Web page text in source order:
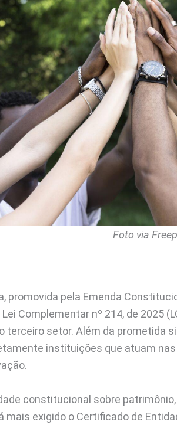
Foto via
promovida pela Emenda
Complementar nº 214, de 2025
terceiro setor. Além da prometida
instituições que atuam
constitucional sobre
mais exigido o Certificado de